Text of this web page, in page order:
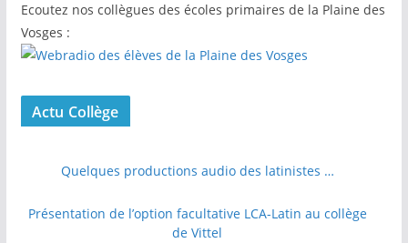
Ecoutez nos collègues des écoles primaires de la Plaine des
Vosges :
Actu Collège
Quelques productions audio des latinistes …
Présentation de l’option facultative LCA-Latin au collège
de Vittel